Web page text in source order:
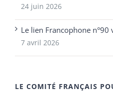
24 juin 2026
Le lien Francophone
7 avril 2026
LE COMITÉ FRANÇAIS